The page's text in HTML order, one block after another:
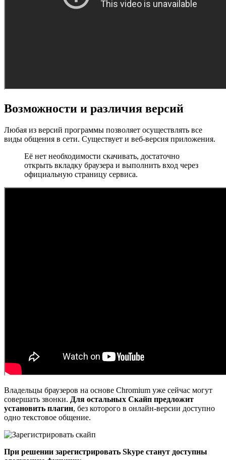
Возможности и различия версий
Любая из версий программы позволяет осуществлять все
виды общения в сети. Существует и веб-версия приложения.
Её нет необходимости скачивать, достаточно
открыть вкладку браузера и выполнить вход через
официальную страницу сервиса.
Владельцы браузеров на основе Chromium уже сейчас могут
совершать звонки. Для остальных Скайп предложит
установить плагин, без которого в онлайн-версии доступно
одно текстовое общение.
При решении зарегистрировать Skype станут доступны